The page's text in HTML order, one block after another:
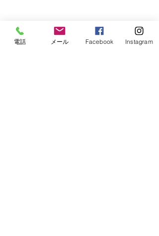
電話 メール Facebook Instagram